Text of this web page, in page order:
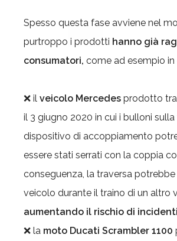
Spesso questa fase avviene nel
purtroppo i prodotti hanno già
consumatori, come ad esempio in
❌ il veicolo Mercedes prodotto
il 3 giugno 2020 in cui i bulloni
dispositivo di accoppiamento
essere stati serrati con la coppia
conseguenza, la traversa
veicolo durante il traino di un altro
aumentando il rischio di incidenti
❌ la moto Ducati Scrambler 1100